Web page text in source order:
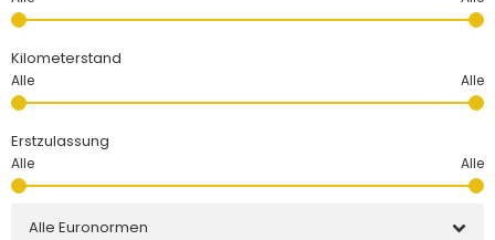
Kilometerstand
Erstzulassung
Alle Euronormen